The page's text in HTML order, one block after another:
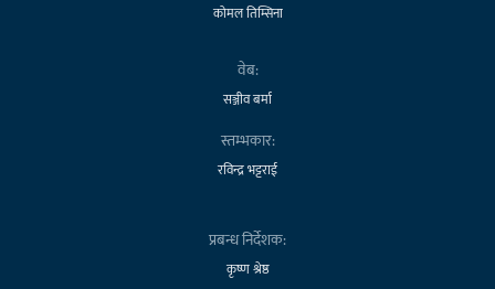
कोमल तिम्सिना
वेब:
सञ्जीव बर्मा
स्तम्भकार:
रविन्द्र भट्टराई
प्रबन्ध निर्देशक:
कृष्ण श्रेष्ठ